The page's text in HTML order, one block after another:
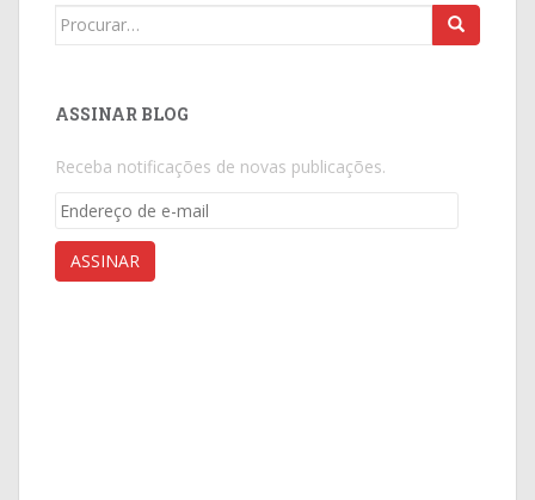
Search
ASSINAR BLOG
Receba notificações de novas publicações.
Endereço
e-
mail
ASSINAR